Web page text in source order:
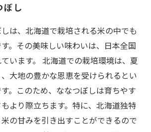
ぼし
は、北海道で栽培される米の中でも
。その美味しい味わいは、日本全国
います。 北海道での栽培環境は、夏
大地の豊かな恩恵を受けられるとい
。このため、ななつぼしは育ちやす
より際立ちます。特に、北海道独特
の甘みを引き出すことができるので